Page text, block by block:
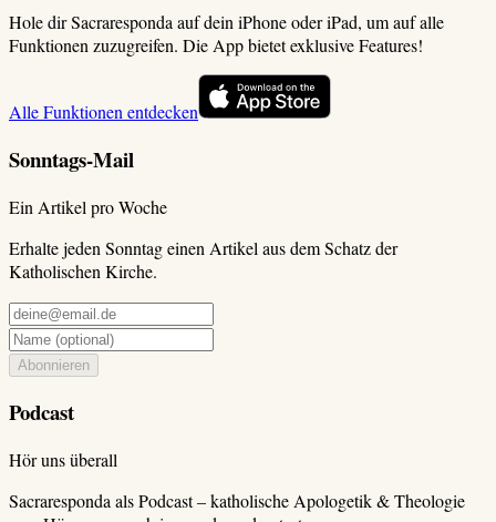
Hole dir Sacraresponda auf dein iPhone oder iPad, um auf alle
Funktionen zuzugreifen. Die App bietet exklusive Features!
Alle Funktionen entdecken
Sonntags-Mail
Ein Artikel pro Woche
Erhalte jeden Sonntag einen Artikel aus dem Schatz der
Katholischen Kirche.
Abonnieren
Podcast
Hör uns überall
Sacraresponda als Podcast – katholische Apologetik & Theologie